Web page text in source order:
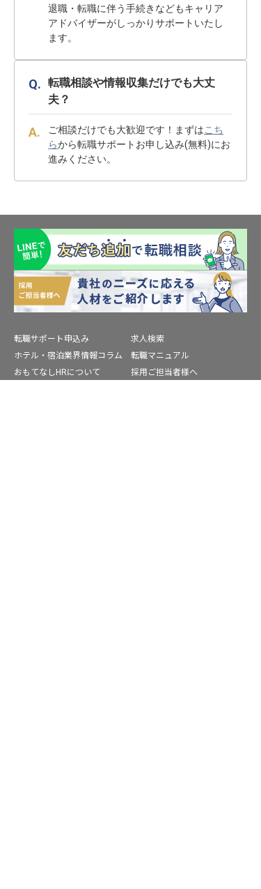
退職・転職に伴う手続きなどもキャリア
アドバイザーがしっかりサポートいたし
ます。
転職相談や情報収集だけでも大丈
夫？
ご相談だけでも大歓迎です！まずはこち
らから転職サポートお申し込み(無料)にお
進みください。
転職サポート申込み
求人検索
ホテル・宿泊業界情報コラム
転職マニュアル
おもてなしHRについて
採用ご担当者様へ